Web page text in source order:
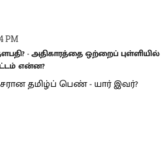
PM
- அதிகாரத்தை ஒற்றைப் புள்ளியில்
என்ன?